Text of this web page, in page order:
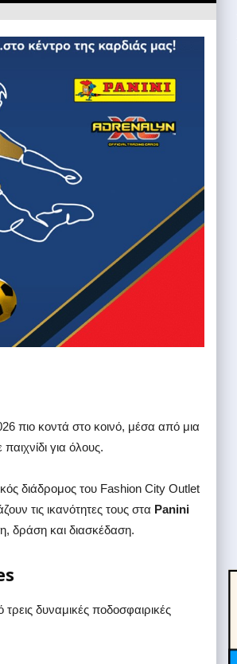
πιο κοντά στο κοινό, μέσα από μια
για όλους.
διάδρομος του Fashion City Outlet
τις ικανότητες τους στα Panini
δράση και διασκέδαση.
δυναμικές ποδοσφαιρικές